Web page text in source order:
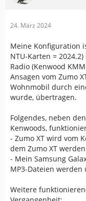
24. März 2024
Meine Konfiguration
NTU-Karten =
Radio (Kenwood
Ansagen vom Zumo
Wohnmobil durch
wurde, übertragen.
Folgendes, neben
Kenwoods,
- Zumo XT wird vom
dem Zumo XT
- Mein Samsung
MP3-Dateien werden
Weitere